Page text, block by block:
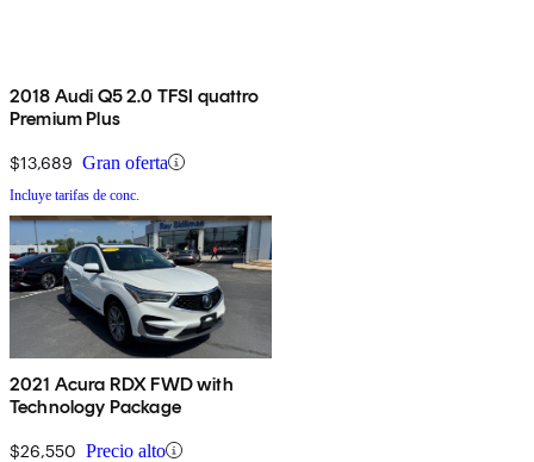
2018 Audi Q5 2.0 TFSI quattro
Premium Plus
$13,689 Gran oferta
Incluye tarifas de conc.
2021 Acura RDX FWD with
Technology Package
$26,550 Precio alto